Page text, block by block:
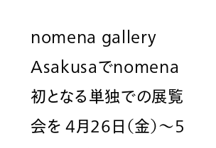
nomena gallery
Asakusaでnomena
初となる単独での展覧
会を 4月26日（金）〜5